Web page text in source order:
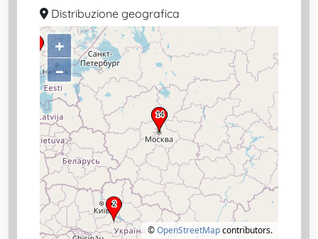
Distribuzione geografica
+
–
©OpenStreetMapcontributors.